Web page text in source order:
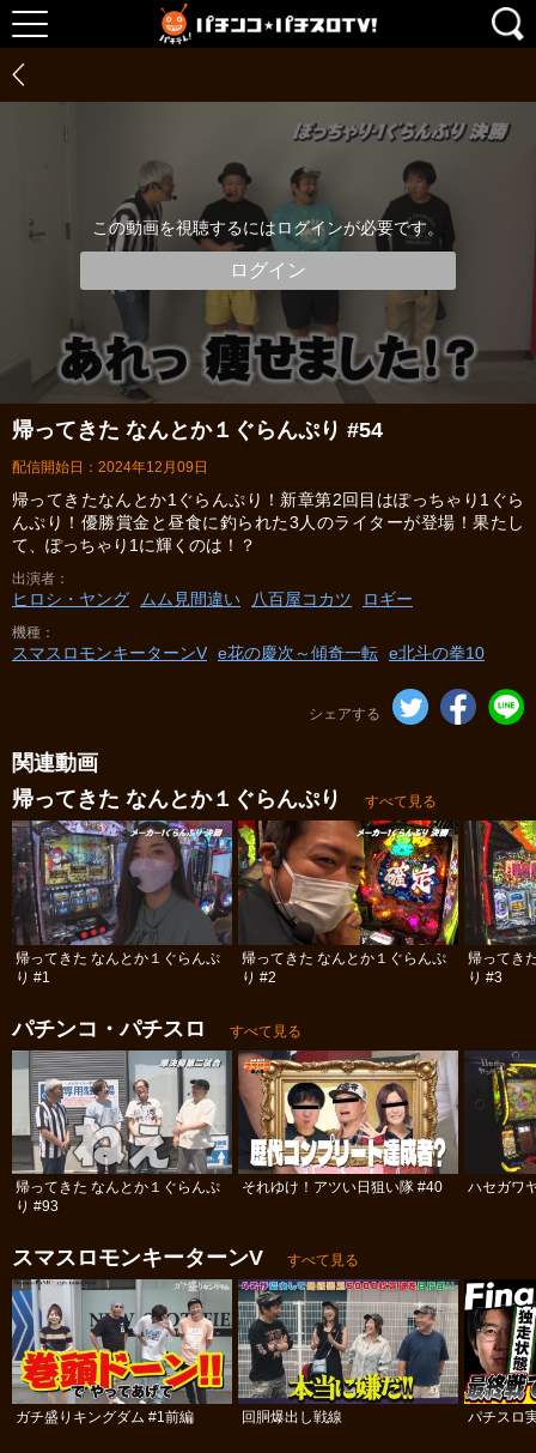
この動画を視聴するにはログインが必要です。
ログイン
帰ってきた なんとか１ぐらんぷり #54
配信開始日：2024年12月09日
帰ってきたなんとか1ぐらんぷり！新章第2回目はぽっちゃり1ぐら
んぷり！優勝賞金と昼食に釣られた3人のライターが登場！果たし
て、ぽっちゃり1に輝くのは！？
出演者
ヒロシ・ヤング ムム見間違い 八百屋コカツ ロギー
機種
スマスロモンキーターンV e花の慶次～傾奇一転 e北斗の拳10
シェアする
関連動画
帰ってきた なんとか１ぐらんぷり
すべて見る
帰ってきた なんとか１ぐらんぷ
り #1
帰ってきた なんとか１ぐらんぷ
り #2
帰ってき
り #3
パチンコ・パチスロ すべて見る
帰ってきた なんとか１ぐらんぷ
り #93
それゆけ！アツい日狙い隊 #40 ハセガワ
スマスロモンキーターンV すべて見る
ガチ盛りキングダム #1前編 回胴爆出し戦線 パチスロ